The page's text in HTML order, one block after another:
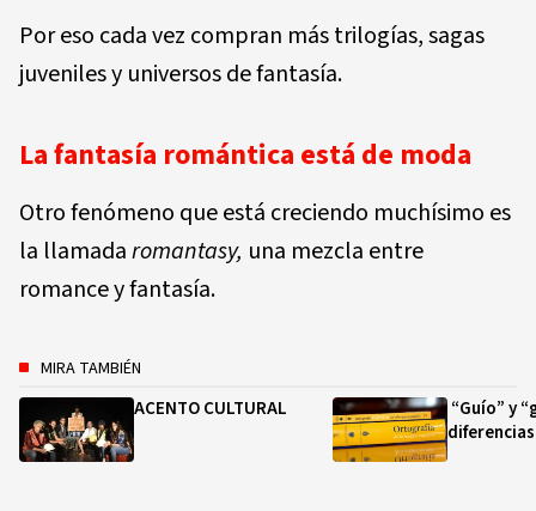
Por eso cada vez compran más trilogías, sagas
juveniles y universos de fantasía.
La fantasía romántica está de moda
Otro fenómeno que está creciendo muchísimo es
la llamadaromantasy, una mezcla entre
romance y fantasía.
MIRA TAMBIÉN
ACENTO CULTURAL
“Guío” y
diferencias